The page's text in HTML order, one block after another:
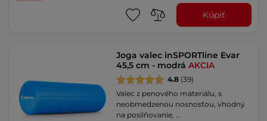
Kúpiť
Joga valec inSPORTline Evar
45,5 cm - modráAKCIA
4.8 (39)
Valec z penového materiálu, s
neobmedzenou nosnosťou, vhodný
na posilňovanie, …